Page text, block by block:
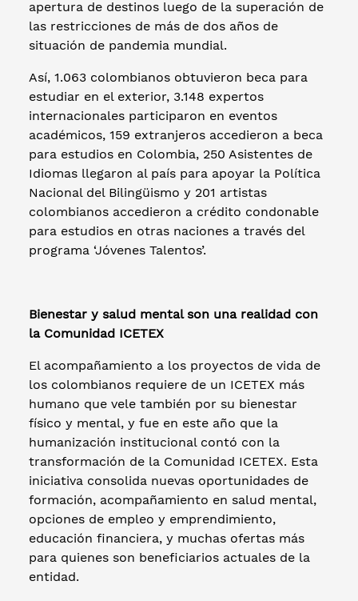
apertura de destinos luego de la superación de
las restricciones de más de dos años de
situación de pandemia mundial.
Así, 1.063 colombianos obtuvieron beca para
estudiar en el exterior, 3.148 expertos
internacionales participaron en eventos
académicos, 159 extranjeros accedieron a beca
para estudios en Colombia, 250 Asistentes de
Idiomas llegaron al país para apoyar la Política
Nacional del Bilingüismo y 201 artistas
colombianos accedieron a crédito condonable
para estudios en otras naciones a través del
programa ‘Jóvenes Talentos’.
Bienestar y salud mental son una realidad con
la Comunidad ICETEX
El acompañamiento a los proyectos de vida de
los colombianos requiere de un ICETEX más
humano que vele también por su bienestar
físico y mental, y fue en este año que la
humanización institucional contó con la
transformación de la Comunidad ICETEX. Esta
iniciativa consolida nuevas oportunidades de
formación, acompañamiento en salud mental,
opciones de empleo y emprendimiento,
educación financiera, y muchas ofertas más
para quienes son beneficiarios actuales de la
entidad.